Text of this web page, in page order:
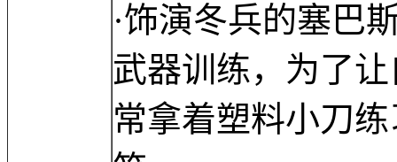
·饰演冬兵的塞巴
武器训练，为了
常拿着塑料小刀